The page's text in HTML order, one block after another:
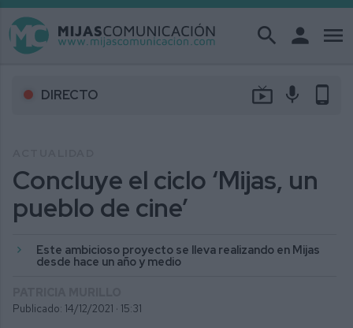
search person menu
DIRECTO live_tv mic phone_android
Concluye el ciclo ‘Mijas, un
pueblo de cine’
Este ambicioso proyecto se lleva realizando en Mijas
desde hace un año y medio
Publicado: 14/12/2021 · 15:31